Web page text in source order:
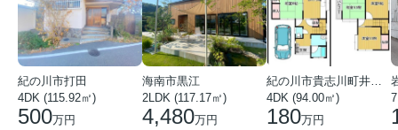
紀の川市打田
4DK (115.92㎡)
500万円
海南市黒江
2LDK (117.17㎡)
4,480万円
紀の川市貴志川町井ノ口
4DK (94.00㎡)
180万円